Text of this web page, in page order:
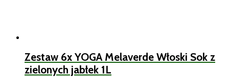
Zestaw 6x YOGA Melaverde Włoski Sok z
zielonych jabłek 1L